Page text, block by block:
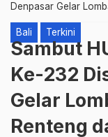
Denpasar Gelar
Bali Terkini
Sambut
Ke-232
Gelar
Renteng